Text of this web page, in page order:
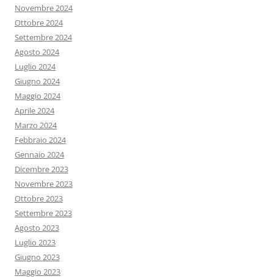
Novembre 2024
Ottobre 2024
Settembre 2024
Agosto 2024
Luglio 2024
Giugno 2024
Maggio 2024
Aprile 2024
Marzo 2024
Febbraio 2024
Gennaio 2024
Dicembre 2023
Novembre 2023
Ottobre 2023
Settembre 2023
Agosto 2023
Luglio 2023
Giugno 2023
Maggio 2023